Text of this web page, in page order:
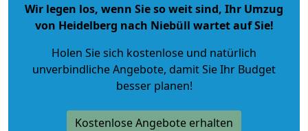
Wir legen los, wenn Sie so weit sind, Ihr Umzug
von Heidelberg nach Niebüll wartet auf Sie!
Holen Sie sich kostenlose und natürlich
unverbindliche Angebote, damit Sie Ihr Budget
besser planen!
Kostenlose Angebote erhalten